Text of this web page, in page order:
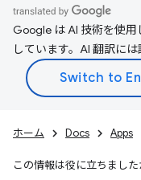
Google は AI 技術を使
しています。AI 翻訳に
ホーム Docs Apps
この情報は役に立ちました